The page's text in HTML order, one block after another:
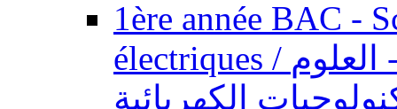
1ère année BAC -
électriques / السنة الأولى باكالوريا - العلوم
الكهربائية